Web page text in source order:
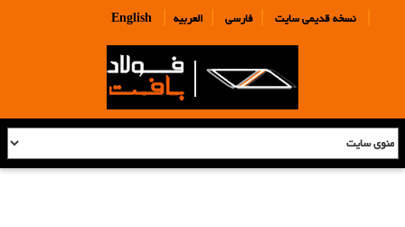
English | نسخه قدیمی سایت| فارسی| العربیه |